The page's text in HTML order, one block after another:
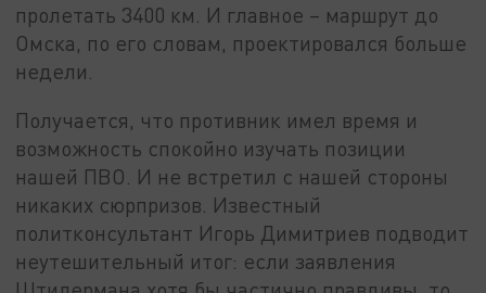
пролетать 3400 км. И главное – маршрут до
Омска, по его словам, проектировался больше
недели.
Получается, что противник имел время и
возможность спокойно изучать позиции
нашей ПВО. И не встретил с нашей стороны
никаких сюрпризов. Известный
политконсультант Игорь Димитриев подводит
неутешительный итог: если заявления